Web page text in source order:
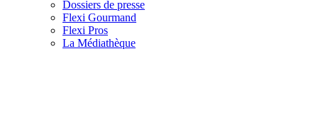
Dossiers de presse
Flexi Gourmand
Flexi Pros
La Médiathèque